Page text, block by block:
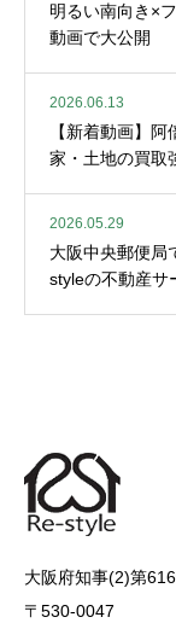
明るい南向き×
動画で大公開
2026.06.13
【新着動画】
家・土地の買取
2026.05.29
大阪中央郵便局
styleの不動産サ
大阪府知事(2)第
〒530-0047